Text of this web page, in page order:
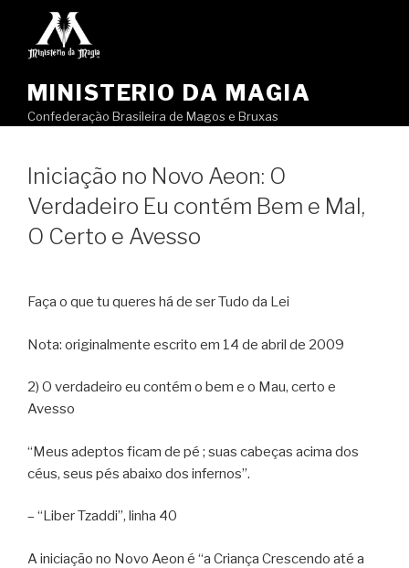
MINISTERIO DA MAGIA
Confederação Brasileira de Magos e Bruxas
Iniciação no Novo Aeon: O
Verdadeiro Eu contém Bem e Mal,
O Certo e Avesso
Faça o que tu queres há de ser Tudo da Lei
Nota: originalmente escrito em 14 de abril de 2009
2) O verdadeiro eu contém o bem e o Mau, certo e
Avesso
“Meus adeptos ficam de pé ; suas cabeças acima dos
céus, seus pés abaixo dos infernos”.
– “Liber Tzaddi”, linha 40
A iniciação no Novo Aeon é “a Criança Crescendo até a